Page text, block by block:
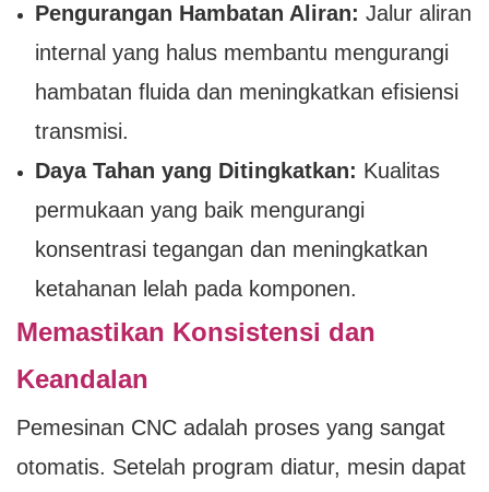
Pengurangan Hambatan Aliran: Jalur aliran
internal yang halus membantu mengurangi
hambatan fluida dan meningkatkan efisiensi
transmisi.
Daya Tahan yang Ditingkatkan: Kualitas
permukaan yang baik mengurangi
konsentrasi tegangan dan meningkatkan
ketahanan lelah pada komponen.
Memastikan Konsistensi dan
Keandalan
Pemesinan CNC adalah proses yang sangat
otomatis. Setelah program diatur, mesin dapat